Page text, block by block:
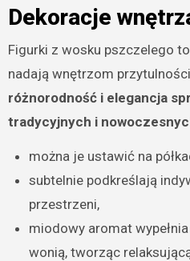
Dekoracje
Figurki z wosku pszczelego
nadają wnętrzom
różnorodność i elegancja
tradycyjnych i
można je ustawić na
subtelnie podkreślają
przestrzeni,
miodowy aromat
wonią, tworząc